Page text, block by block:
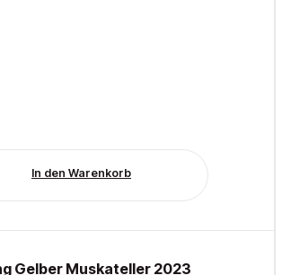
In den Warenkorb
Gelber Muskateller 2023